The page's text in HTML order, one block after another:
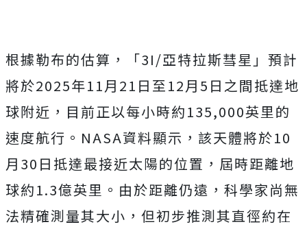
根據勒布的估算，「3I/亞特拉斯彗星」預計
將於2025年11月21日至12月5日之間抵達地
球附近，目前正以每小時約135,000英里的
速度航行。NASA資料顯示，該天體將於10
月30日抵達最接近太陽的位置，屆時距離地
球約1.3億英里。由於距離仍遠，科學家尚無
法精確測量其大小，但初步推測其直徑約在